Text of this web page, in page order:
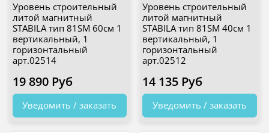
Уровень строительный
литой магнитный
STABILA тип 81SM 60см 1
вертикальный, 1
горизонтальный
арт.02514
19 890 Руб
Уведомить / заказать
Уровень строительный
литой магнитный
STABILA тип 81SM 40см 1
вертикальный, 1
горизонтальный
арт.02512
14 135 Руб
Уведомить / заказать